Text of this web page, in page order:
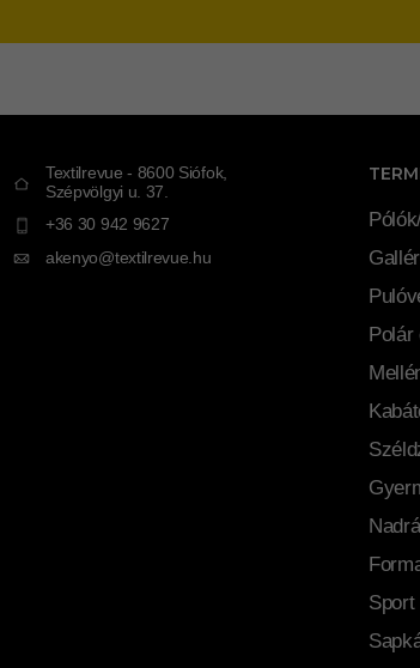
Textilrevue - 8600 Siófok,
Szépvölgyi u. 37.
+36 30 942 9627
akenyo@textilrevue.hu
Polár
Sport